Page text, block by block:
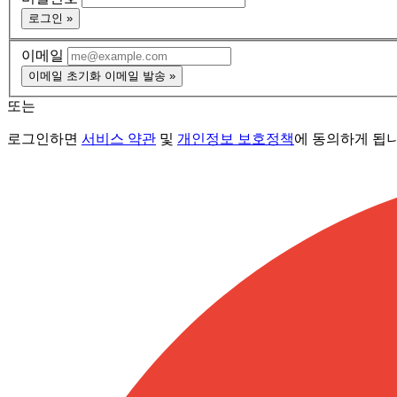
로그인 »
이메일
이메일 초기화 이메일 발송 »
또는
로그인하면 서비스 약관 및 개인정보 보호정책에 동의하게 됩